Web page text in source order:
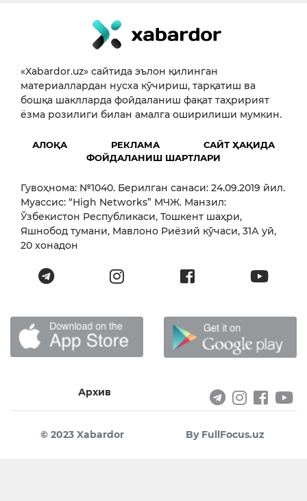
«Xabardor.uz» сайтида эълон қилинган
материаллардан нусха кўчириш, тарқатиш ва
бошқа шаклларда фойдаланиш фақат таҳририят
ёзма розилиги билан амалга оширилиши мумкин.
АЛОҚА РЕКЛАМА
САЙТ ҲАҚИДА
ФОЙДАЛАНИШ ШАРТЛАРИ
Гувоҳнома: №1040. Берилган санаси: 24.09.2019 йил.
Муассис: “High Networks” МЧЖ. Манзил:
Ўзбекистон Республикаси, Тошкент шаҳри,
Яшнобод тумани, Мавлоно Риёзий кўчаси, 31А уй,
20 хонадон
Архив
© 2023 Xabardor By FullFocus.uz